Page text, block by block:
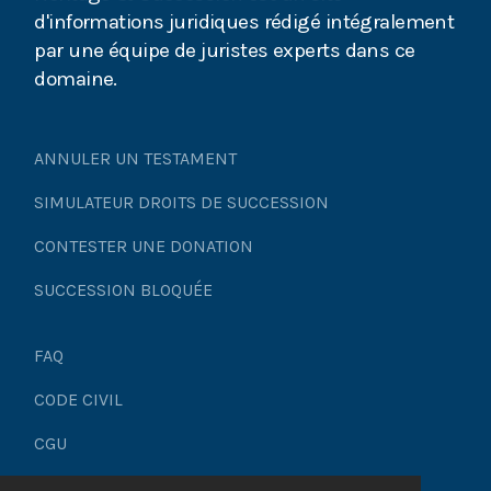
suivre ?
Le Testament : une nécessité parfois lourde de
conséquences
l'annulation du testament ?
cause du testament ?
Bénéficiaire d'un testament : comment vous
d'informations juridiques rédigé intégralement
par une équipe de juristes experts dans ce
domaine.
ANNULER UN TESTAMENT
SIMULATEUR DROITS DE SUCCESSION
CONTESTER UNE DONATION
SUCCESSION BLOQUÉE
FAQ
CODE CIVIL
CGU